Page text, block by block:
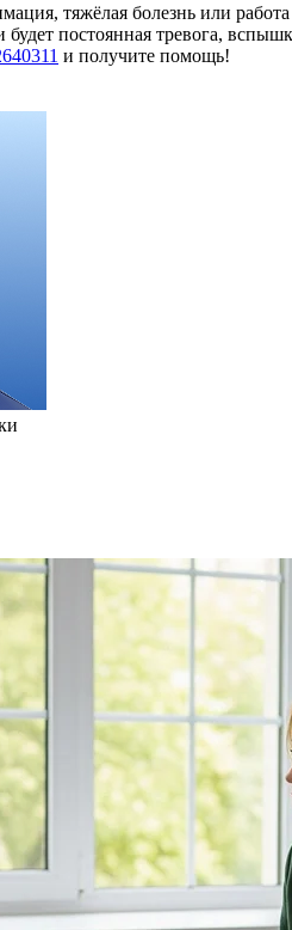
тяжёлая болезнь или
будет постоянная тревога,
и получите помощь!